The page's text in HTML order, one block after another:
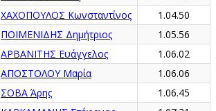
ΧΑΧΟΠΟΥΛΟΣ Κωνσταντίνος
1.04.50
ΠΟΙΜΕΝΙΔΗΣ Δημήτριος
1.05.56
ΑΡΒΑΝΙΤΗΣ Ευάγγελος
1.06.02
ΑΠΟΣΤΟΛΟΥ Μαρία
1.06.06
ΣΟΒΑ Άρης
1.06.45